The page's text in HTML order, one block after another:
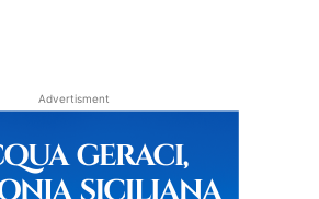
Advertisment